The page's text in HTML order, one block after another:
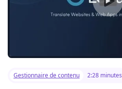
Gestionnaire de contenu 2:28 minutes